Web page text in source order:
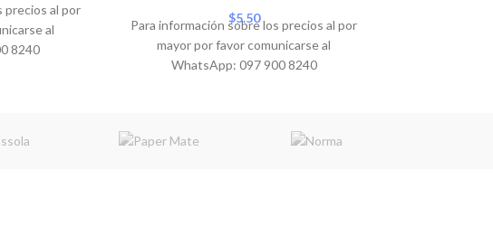
precios al por
al
8240
$5.50
Para información sobre los precios al por
mayor por favor comunicarse al
WhatsApp: 097 900 8240